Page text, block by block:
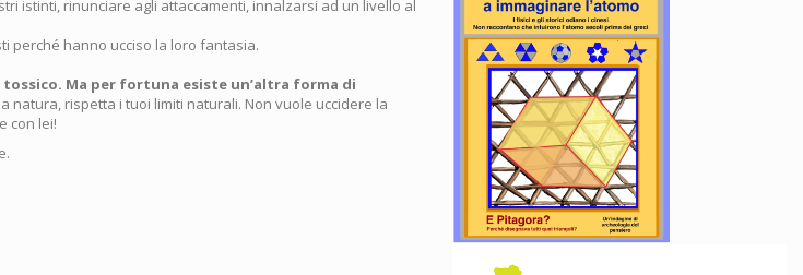
istinti, rinunciare agli attaccamenti, innalzarsi ad un livello al
perché hanno ucciso la loro fantasia.
Ma per fortuna esiste un’altra forma di
natura, rispetta i tuoi limiti naturali. Non vuole uccidere la
con lei!